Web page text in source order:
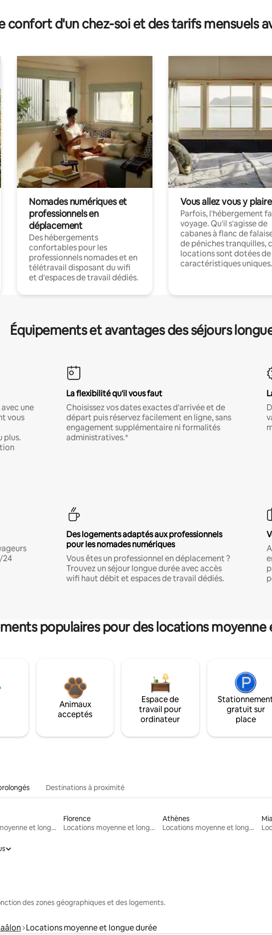
confort d'un chez-soi et des tarifs mensuels
Nomades numériques et
professionnels en
déplacement
Des hébergements
confortables pour les
professionnels nomades et en
télétravail disposant du wifi
et d'espaces de travail dédiés.
Vous allez vous y plaire
Parfois, l'hébergement
voyage. Qu'il s'agisse de
cabanes à flanc de
de péniches tranquilles,
locations sont dotées de
caractéristiques uniques.
Équipements et avantages des séjours
une
vous
plus.
La flexibilité qu'il vous faut
Choisissez vos dates exactes d'arrivée et de
départ puis réservez facilement en ligne, sans
engagement supplémentaire ni formalités
administratives.*
24
Des logements adaptés aux professionnels
pour les nomades numériques
Vous êtes un professionnel en déplacement ?
Trouvez un séjour longue durée avec accès
wifi haut débit et espaces de travail dédiés.
populaires pour des locations
Animaux
acceptés
Espace de
travail pour
ordinateur
gratuit sur
place
Destinations à proximité
Locations moyenne et longue durée
Florence
Locations moyenne et longue durée
Athènes
Locations moyenne et longue durée
des zones géographiques et des logements.
Locations moyenne et longue durée